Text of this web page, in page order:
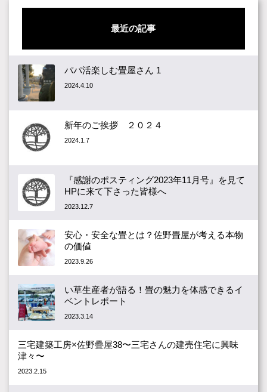
最近の記事
パパ活楽しむ畳屋さん 1
2024.4.10
新年のご挨拶 ２０２４
2024.1.7
『感謝のポスティング2023年11月号』を見て
HPに来て下さった皆様へ
2023.12.7
安心・安全な畳とは？佐野畳屋が考える本物
の価値
2023.9.26
い草生産者が語る！畳の魅力を体感できるイ
ベントレポート
2023.3.14
三宅建築工房×佐野疊屋38〜三宅さんの建売住宅に興味
津々〜
2023.2.15